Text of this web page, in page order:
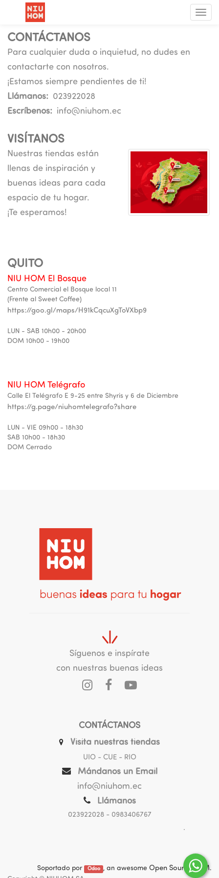
Menú
de
CONTÁCTANOS
Para cualquier duda o inquietud, no dudes en
contactarte con nosotros.
¡Estamos siempre pendientes de ti!
Llámanos: 023922028
Escríbenos: info@niuhom.ec
VISÍTANOS
Nuestras tiendas están
llenas de inspiración y
buenas ideas para cada
espacio de tu hogar.
¡Te esperamos!
QUITO
NIU HOM El Bosque
Centro Comercial el Bosque local 11
(Frente al Sweet Coffee)
https://goo.gl/maps/H91kCqcuXgToVXbp9
LUN - SAB 10h00 - 20h00
DOM 10h00 - 19h00
NIU HOM Telégrafo
Calle El Telégrafo E 9-25 entre Shyris y 6 de Diciembre
https://g.page/niuhomtelegrafo?share
LUN - VIE 09h00 - 18h30
SAB 10h00 - 18h30
DOM Cerrado
DOM 10h00 - 19h00
CUENCA
Manuel J. Calle 2100 y Cornelio Merchán
RIOBAMBA
NIU HOM La Merced
Síguenos e inspírate
con nuestras buenas ideas
CONTÁCTANOS
Visita nuestras tiendas
UIO - CUE - RIO
Mándanos un Email
info@niuhom.ec
Llámanos
023922028- 0983406767
.
Soportado por Odoo , an awesome Open Source CRM.